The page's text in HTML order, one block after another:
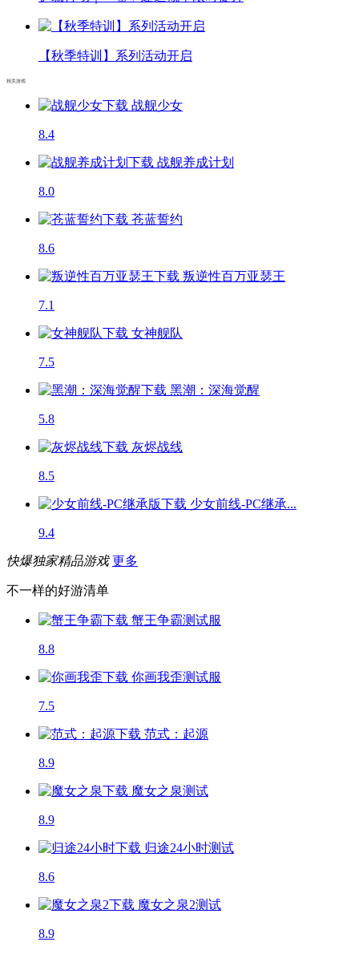
【秋季特训】系列活动开启
相关游戏
战舰少女
8.4
战舰养成计划
8.0
苍蓝誓约
8.6
叛逆性百万亚瑟王
7.1
女神舰队
7.5
黑潮：深海觉醒
5.8
灰烬战线
8.5
少女前线-PC继承...
9.4
快爆独家精品游戏 更多
不一样的好游清单
蟹王争霸测试服
8.8
你画我歪测试服
7.5
范式：起源
8.9
魔女之泉测试
8.9
归途24小时测试
8.6
魔女之泉2测试
8.9